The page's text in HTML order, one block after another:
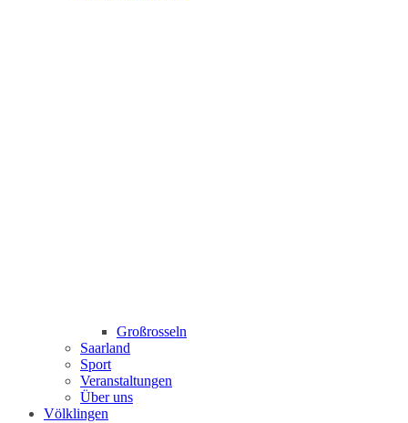
Großrosseln
Saarland
Sport
Veranstaltungen
Über uns
Völklingen